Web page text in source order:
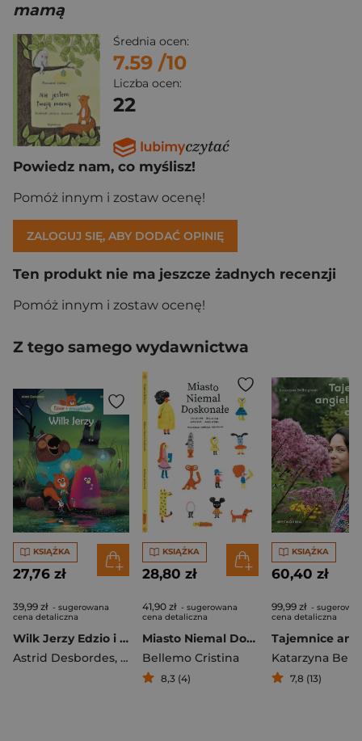
mamą
Średnia ocen:
7.59 /10
Liczba ocen:
22
Powiedz nam, co myślisz!
Pomóż innym i zostaw ocenę!
ZALOGUJ SIĘ, ABY DODAĆ OPINIĘ
Ten produkt nie ma jeszcze żadnych recenzji
Pomóż innym i zostaw ocenę!
Z tego samego wydawnictwa
KSIĄŻKA
27,76 zł
39,99 zł - sugerowana
cena detaliczna
Wilk Jerzy Edzio i przyjaciele
Astrid Desbordes, Boutavant Marc
KSIĄŻKA
28,80 zł
41,90 zł - sugerowana
cena detaliczna
Miasto Niemal Doskonałe
Bellemo Cristina
8,3 (4)
KSIĄŻKA
60,40 zł
99,99 zł -
cena detaliczna
7,8 (13)